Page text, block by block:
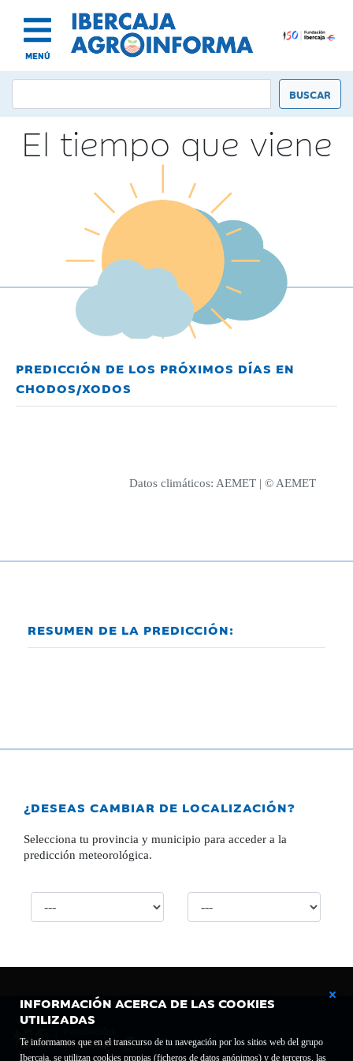
MENÚ
INFORMACIÓN ACERCA DE LAS COOKIES
UTILIZADAS
Te informamos que en el transcurso de tu navegación por los sitios web del grupo
Ibercaja, se utilizan cookies propias (ficheros de datos anónimos) y de terceros, las
El tiempo que viene
PREDICCIÓN DE LOS PRÓXIMOS DÍAS EN
CHODOS/XODOS
Datos climáticos: AEMET | © AEMET
RESUMEN DE LA PREDICCIÓN:
¿DESEAS CAMBIAR DE LOCALIZACIÓN?
Selecciona tu provincia y municipio para acceder a la
predicción meteorológica.